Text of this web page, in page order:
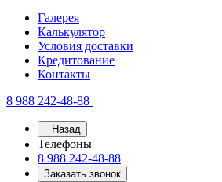
Галерея
Калькулятор
Условия доставки
Кредитование
Контакты
8 988 242-48-88
Назад
Телефоны
8 988 242-48-88
Заказать звонок